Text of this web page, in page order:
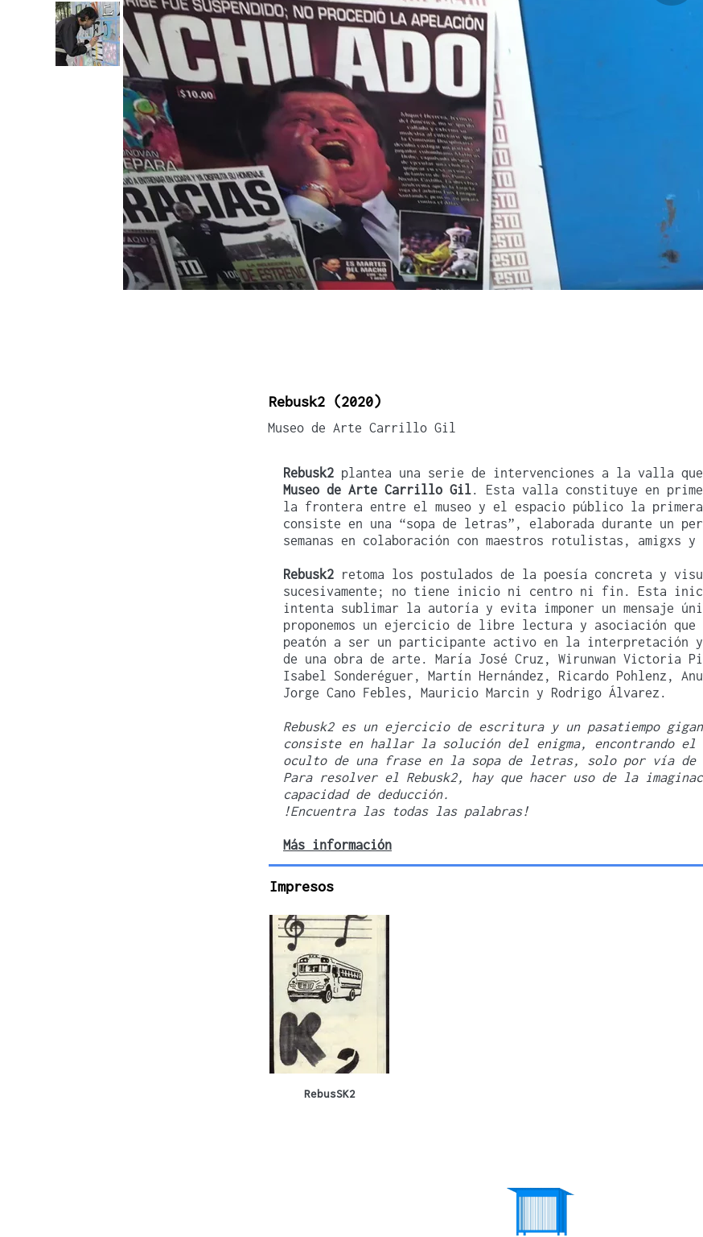
Rebusk2 (2020)
Museo de Arte Carrillo Gil
Rebusk2 plantea una serie de intervenciones a la valla
Museo de Arte Carrillo Gil. Esta valla constituye en
la frontera entre el museo y el espacio público la
consiste en una “sopa de letras”, elaborada durante un
semanas en colaboración con maestros rotulistas, amigxs y
Rebusk2
retoma los postulados de la poesía concreta y
sucesivamente; no tiene inicio ni centro ni fin. Esta
intenta sublimar la autoría y evita imponer un mensaje
proponemos un ejercicio de libre lectura y asociación
peatón a ser un participante activo en la interpretación y
de una obra de arte. María José Cruz, Wirunwan Victoria
Isabel Sonderéguer, Martín Hernández, Ricardo Pohlenz,
Jorge Cano Febles, Mauricio Marcin y Rodrigo Álvarez.
Rebusk2 es un ejercicio de escritura y un pasatiempo
consiste en hallar la solución del enigma, encontrando el
oculto de una frase en la sopa de letras, solo por vía
Para resolver el Rebusk2, hay que hacer uso de la
capacidad de deducción.
!Encuentra las todas las palabras!
Más información
Impresos
RebusSK2